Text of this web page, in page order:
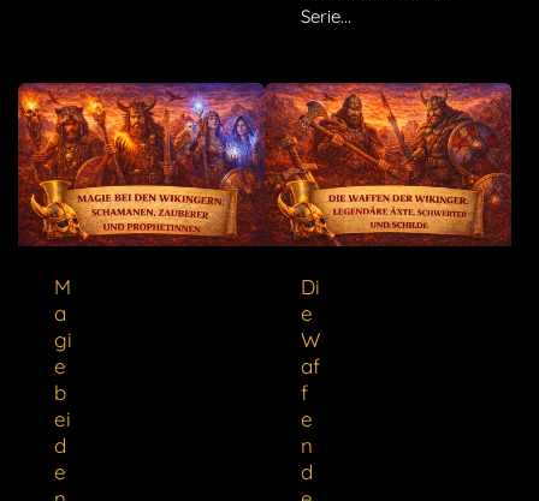
Serie...
M
a
gi
e
b
ei
d
e
Di
e
W
af
f
e
n
d